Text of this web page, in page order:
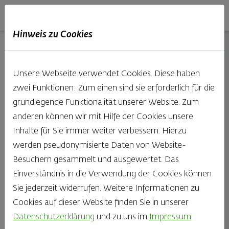
09.07.2018
Laktoseintoleranz
–
eine
der
Hinweis zu Cookies
Unsere Webseite verwendet Cookies. Diese haben
zwei Funktionen: Zum einen sind sie erforderlich für die
grundlegende Funktionalität unserer Website. Zum
anderen können wir mit Hilfe der Cookies unsere
Inhalte für Sie immer weiter verbessern. Hierzu
werden pseudonymisierte Daten von Website-
Besuchern gesammelt und ausgewertet. Das
Einverständnis in die Verwendung der Cookies können
Sie jederzeit widerrufen. Weitere Informationen zu
Cookies auf dieser Website finden Sie in unserer
Datenschutzerklärung und zu uns im Impressum.